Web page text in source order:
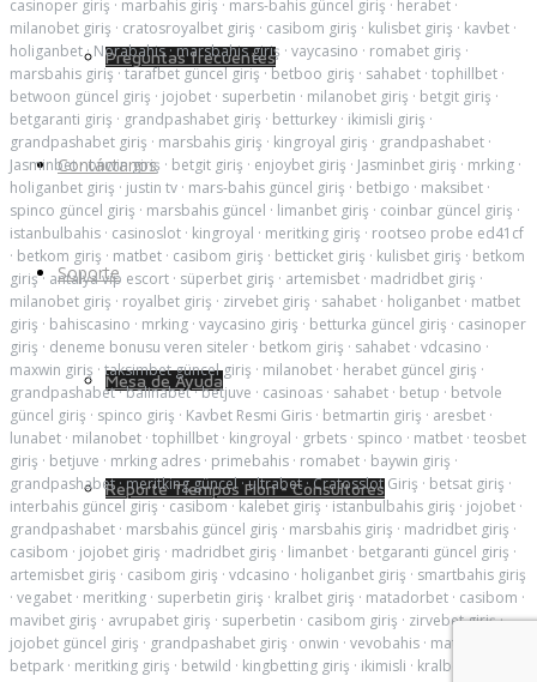
Preguntas frecuentes
Contáctanos
Soporte
Mesa de Ayuda
Reporte Tiempos Fiori - Consultores
casinoper giriş · marbahis giriş · mars-bahis güncel giriş · herabet ·
milanobet giriş · cratosroyalbet giriş · casibom giriş · kulisbet giriş · kavbet ·
holiganbet·Norabahis·marsbahis giriş · vaycasino · romabet giriş ·
marsbahis giriş·tarafbet güncel giriş·betboo giriş · sahabet · tophillbet ·
betwoon güncel giriş · jojobet · superbetin · milanobet giriş · betgit giriş ·
betgaranti giriş · grandpashabet giriş · betturkey · ikimisli giriş ·
grandpashabet giriş · marsbahis giriş · kingroyal giriş · grandpashabet ·
Jasminbet·onwin giriş · betgit giriş · enjoybet giriş · Jasminbet giriş · mrking ·
holiganbet giriş · justin tv · mars-bahis güncel giriş · betbigo · maksibet ·
spinco güncel giriş · marsbahis güncel · limanbet giriş · coinbar güncel giriş ·
istanbulbahis · casinoslot · kingroyal · meritking giriş · rootseo probe ed41cf
· betkom giriş · matbet · casibom giriş · betticket giriş · kulisbet giriş · betkom
giriş· antalya vip escort · süperbet giriş · artemisbet · madridbet giriş ·
milanobet giriş · royalbet giriş · zirvebet giriş · sahabet · holiganbet · matbet
giriş · bahiscasino · mrking · vaycasino giriş · betturka güncel giriş · casinoper
giriş · deneme bonusu veren siteler · betkom giriş · sahabet · vdcasino ·
maxwin giriş · taksimbet güncel giriş · milanobet · herabet güncel giriş ·
grandpashabet·balinabet·betjuve · casinoas · sahabet · betup · betvole
güncel giriş · spinco giriş · Kavbet Resmi Giris · betmartin giriş · aresbet ·
lunabet · milanobet · tophillbet · kingroyal · grbets · spinco · matbet · teosbet
giriş · betjuve · mrking adres · primebahis · romabet · baywin giriş ·
grandpashabet·meritking güncel·ultrabet·Cratosslot Giriş · betsat giriş ·
interbahis güncel giriş · casibom · kalebet giriş · istanbulbahis giriş · jojobet ·
grandpashabet · marsbahis güncel giriş · marsbahis giriş · madridbet giriş ·
casibom · jojobet giriş · madridbet giriş · limanbet · betgaranti güncel giriş ·
artemisbet giriş · casibom giriş · vdcasino · holiganbet giriş · smartbahis giriş
· vegabet · meritking · superbetin giriş · kralbet giriş · matadorbet · casibom ·
mavibet giriş · avrupabet giriş · superbetin · casibom giriş · zirvebet giriş·
jojobet güncel giriş · grandpashabet giriş · onwin · vevobahis · matbet
betpark · meritking giriş · betwild · kingbetting giriş · ikimisli · kralbet